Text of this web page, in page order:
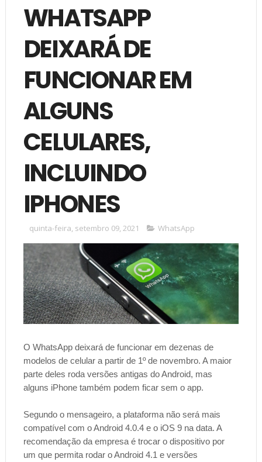
WHATSAPP
DEIXARÁ DE
FUNCIONAR EM
ALGUNS
CELULARES,
INCLUINDO
IPHONES
quinta-feira, setembro 09, 2021 WhatsApp
O WhatsApp deixará de funcionar em dezenas de
modelos de celular a partir de 1º de novembro. A maior
parte deles roda versões antigas do Android, mas
alguns iPhone também podem ficar sem o app.
Segundo o mensageiro, a plataforma não será mais
compatível com o Android 4.0.4 e o iOS 9 na data. A
recomendação da empresa é trocar o dispositivo por
um que permita rodar o Android 4.1 e versões